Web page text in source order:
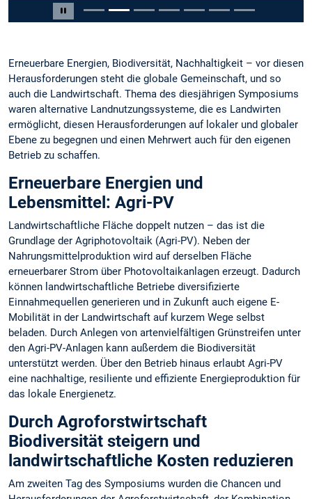
Carousel pausieren
Slide 2 von 7
Erneuerbare Energien, Biodiversität, Nachhaltigkeit – vor diesen
Herausforderungen steht die globale Gemeinschaft, und so
auch die Landwirtschaft. Thema des diesjährigen Symposiums
waren alternative Landnutzungssysteme, die es Landwirten
ermöglicht, diesen Herausforderungen auf lokaler und globaler
Ebene zu begegnen und einen Mehrwert auch für den eigenen
Betrieb zu schaffen.
Erneuerbare Energien und
Lebensmittel: Agri-PV
Landwirtschaftliche Fläche doppelt nutzen – das ist die
Grundlage der Agriphotovoltaik (Agri-PV). Neben der
Nahrungsmittelproduktion wird auf derselben Fläche
erneuerbarer Strom über Photovoltaikanlagen erzeugt. Dadurch
können landwirtschaftliche Betriebe diversifizierte
Einnahmequellen generieren und in Zukunft auch eigene E-
Mobilität in der Landwirtschaft auf kurzem Wege selbst
beladen. Durch Anlegen von artenvielfältigen Grünstreifen unter
den Agri-PV-Anlagen kann außerdem die Biodiversität
unterstützt werden. Über den Betrieb hinaus erlaubt Agri-PV
eine nachhaltige, resiliente und effiziente Energieproduktion für
das lokale Energienetz.
Durch Agroforstwirtschaft
Biodiversität steigern und
landwirtschaftliche Kosten reduzieren
Am zweiten Tag des Symposiums wurden die Chancen und